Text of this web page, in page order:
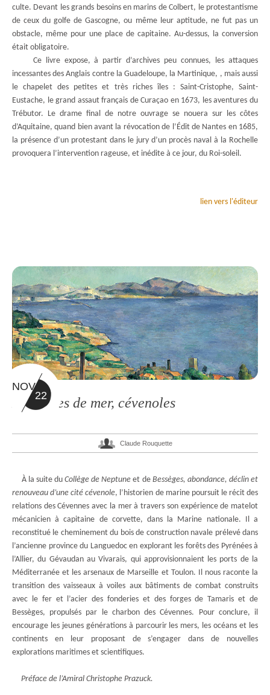
culte. Devant les grands besoins en marins de Colbert, le protestantisme
de ceux du golfe de Gascogne, ou même leur aptitude, ne fut pas un
obstacle, même pour une place de capitaine. Au-dessus, la conversion
était obligatoire.
Ce livre expose, à partir d’archives peu connues, les attaques
incessantes des Anglais contre la Guadeloupe, la Martinique, , mais aussi
le chapelet des petites et très riches îles : Saint-Cristophe, Saint-
Eustache, le grand assaut français de Curaçao en 1673, les aventures du
Trébutor. Le drame final de notre ouvrage se nouera sur les côtes
d’Aquitaine, quand bien avant la révocation de l’Édit de Nantes en 1685,
la présence d’un protestant dans le jury d’un procès naval à la Rochelle
provoquera l’intervention rageuse, et inédite à ce jour, du Roi-soleil.
lien vers l'éditeur
Mémoires de mer, cévenoles
NOV
22
Claude Rouquette
À la suite duCollège de Neptune et de Bessèges, abondance, déclin et
renouveau d’une cité cévenole, l’historien de marine poursuit le récit des
relations des Cévennes avec la mer à travers son expérience de matelot
mécanicien à capitaine de corvette, dans la Marine nationale. Il a
reconstitué le cheminement du bois de construction navale prélevé dans
l’ancienne province du Languedoc en explorant les forêts des Pyrénées à
l’Allier, du Gévaudan au Vivarais, qui approvisionnaient les ports de la
Méditerranée et les arsenaux de Marseille et Toulon. Il nous raconte la
transition des vaisseaux à voiles aux bâtiments de combat construits
avec le fer et l’acier des fonderies et des forges de Tamaris et de
Bessèges, propulsés par le charbon des Cévennes. Pour conclure, il
encourage les jeunes générations à parcourir les mers, les océans et les
continents en leur proposant de s’engager dans de nouvelles
explorations maritimes et scientifiques.
Préface de l’Amiral Christophe Prazuck.